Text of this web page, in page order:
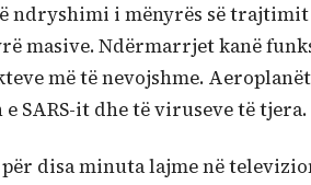
ndryshimi i mënyrës së
masive. Ndërmarrjet kanë
më të nevojshme.
SARS-it dhe të viruseve të
disa minuta lajme në